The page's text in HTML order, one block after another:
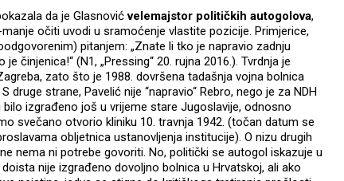
da je Glasnovićvelemajstor političkih autogolova,
očiti uvodi u sramoćenje vlastite pozicije. Primjerice,
pitanjem: „Znate li tko je napravio zadnju
činjenica!“ (N1, „Pressing“ 20. rujna 2016.). Tvrdnja je
zato što je 1988. dovršena tadašnja vojna bolnica
druge strane, Pavelić nije “napravio“ Rebro, nego je za NDH
izgrađeno još u vrijeme stare Jugoslavije, odnosno
svečano otvorio kliniku 10. travnja 1942. (točan datum se
obljetnica ustanovljenja institucije). O nizu drugih
nema ni potrebe govoriti. No, politički se autogol iskazuje u
nije izgrađeno dovoljno bolnica u Hrvatskoj, ali ako